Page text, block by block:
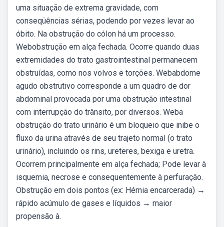
uma situação de extrema gravidade, com
conseqüências sérias, podendo por vezes levar ao
óbito. Na obstrução do cólon há um processo.
Webobstrução em alça fechada. Ocorre quando duas
extremidades do trato gastrointestinal permanecem
obstruídas, como nos volvos e torções. Webabdome
agudo obstrutivo corresponde a um quadro de dor
abdominal provocada por uma obstrução intestinal
com interrupção do trânsito, por diversos. Weba
obstrução do trato urinário é um bloqueio que inibe o
fluxo da urina através de seu trajeto normal (o trato
urinário), incluindo os rins, ureteres, bexiga e uretra.
Ocorrem principalmente em alça fechada; Pode levar à
isquemia, necrose e consequentemente à perfuração.
Obstrução em dois pontos (ex: Hérnia encarcerada) →
rápido acúmulo de gases e líquidos → maior
propensão à.